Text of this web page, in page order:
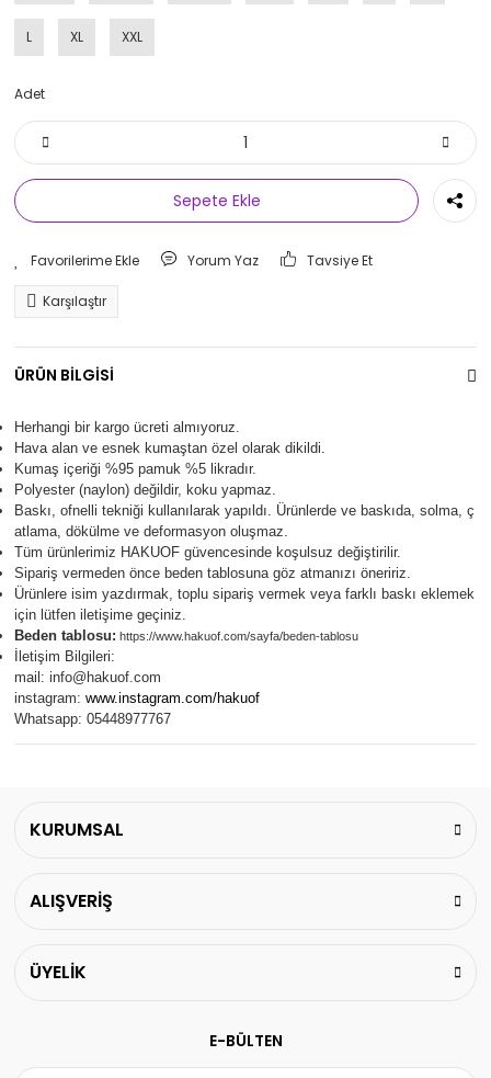
L XL XXL
Adet
Sepete Ekle
Yorum Yaz Tavsiye Et
Karşılaştır
ÜRÜN BİLGİSİ
Herhangi bir kargo ücreti almıyoruz.
Hava alan ve esnek kumaştan özel olarak dikildi.
Kumaş içeriği %95 pamuk %5 likradır.
Polyester (naylon) değildir, koku yapmaz.
Baskı, ofnelli tekniği kullanılarak yapıldı. Ürünlerde ve baskıda, solma, ç
atlama, dökülme ve deformasyon oluşmaz.
Tüm ürünlerimiz HAKUOF güvencesinde koşulsuz değiştirilir.
Sipariş vermeden önce beden tablosuna göz atmanızı öneririz.
Ürünlere isim yazdırmak, toplu sipariş vermek veya farklı baskı eklemek
için lütfen iletişime geçiniz.
Beden tablosu: https://www.hakuof.com/sayfa/beden-tablosu
İletişim Bilgileri:
mail: info@hakuof.com
instagram: www.instagram.com/hakuof
Whatsapp: 05448977767
KURUMSAL
ALIŞVERİŞ
ÜYELİK
E-BÜLTEN